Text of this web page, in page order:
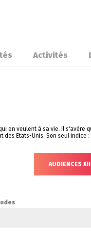
Activités
en veulent à sa vie. Il s'avère
Etats-Unis. Son seul indice
AUDIENCES XIII